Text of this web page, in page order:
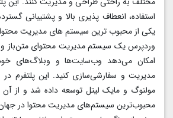
استفاده، انعطاف‌ پذیری بالا و پشتیبانی
یکی از محبوب‌ ترین سیستم‌ های مدیریت
وردپرس یک سیستم مدیریت محتوای متن‌باز و
امکان می‌دهد وب‌سایت‌ها و وبلاگ‌های خود
مولنوگ و مایک لیتل توسعه داده شد و از آن
محبوب‌ترین سیستم‌های مدیریت محتوا در